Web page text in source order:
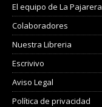
El equipo de La Pajarera
Colaboradores
Nuestra Libreria
Escrivivo
Aviso Legal
Política de privacidad